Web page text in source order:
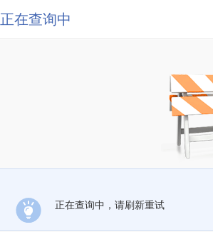
正在查询中
正在查询中，请刷新重试